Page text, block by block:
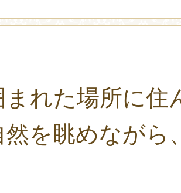
まれた場所に住
然を眺めながら